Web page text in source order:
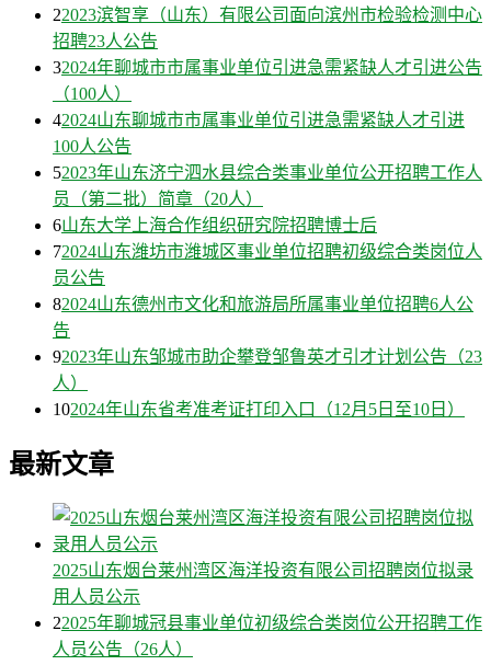
22023滨智享（山东）有限公司面向滨州市检验检测中心
招聘23人公告
32024年聊城市市属事业单位引进急需紧缺人才引进公告
（100人）
42024山东聊城市市属事业单位引进急需紧缺人才引进
100人公告
52023年山东济宁泗水县综合类事业单位公开招聘工作人
员（第二批）简章（20人）
6山东大学上海合作组织研究院招聘博士后
72024山东潍坊市潍城区事业单位招聘初级综合类岗位人
员公告
82024山东德州市文化和旅游局所属事业单位招聘6人公
告
92023年山东邹城市助企攀登邹鲁英才引才计划公告（23
人）
102024年山东省考准考证打印入口（12月5日至10日）
最新文章
2025山东烟台莱州湾区海洋投资有限公司招聘岗位拟录
用人员公示
22025年聊城冠县事业单位初级综合类岗位公开招聘工作
人员公告（26人）